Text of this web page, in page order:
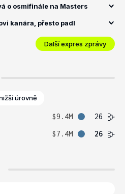
o osmifinále na Masters
kanára, přesto padl
Další expres zprávy
úrovně
$9.4M
26
$7.4M 26